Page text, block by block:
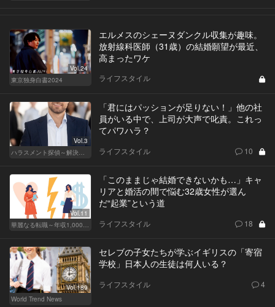
Vol.24
東京独身白書2024
エルメスのシェーヌダンクル収集が趣味。
放射線科医師（31歳）の結婚願望が最近、
高まったワケ
ライフスタイル
Vol.3
ハラスメント探偵～解決編～
「君にはパッションが足りない！」他の社
員がいる中で、上司が大声で叱責。これっ
てパワハラ？
ライフスタイル 10
Vol.11
華麗なる転職～年収1,000万超の道～
「このままじゃ結婚できないかも…」キャ
リアと婚活の間で悩む32歳女性が選ん
だ“起業”という道
ライフスタイル 18
Vol.189
World Trend News
セレブの子女たちが学ぶイギリスの「寄宿
学校」日本人の生徒は何人いる？
ライフスタイル 4